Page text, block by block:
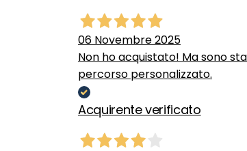
06 Novembre 2025
Non ho acquistato! Ma sono
percorso personalizzato.
Acquirente verificato